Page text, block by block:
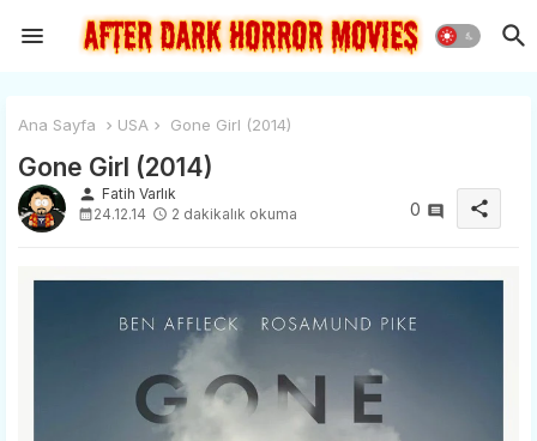
Ana Sayfa USA Gone Girl (2014)
Gone Girl (2014)
person Fatih Varlık
24.12.14
2 dakikalık okuma 0 share